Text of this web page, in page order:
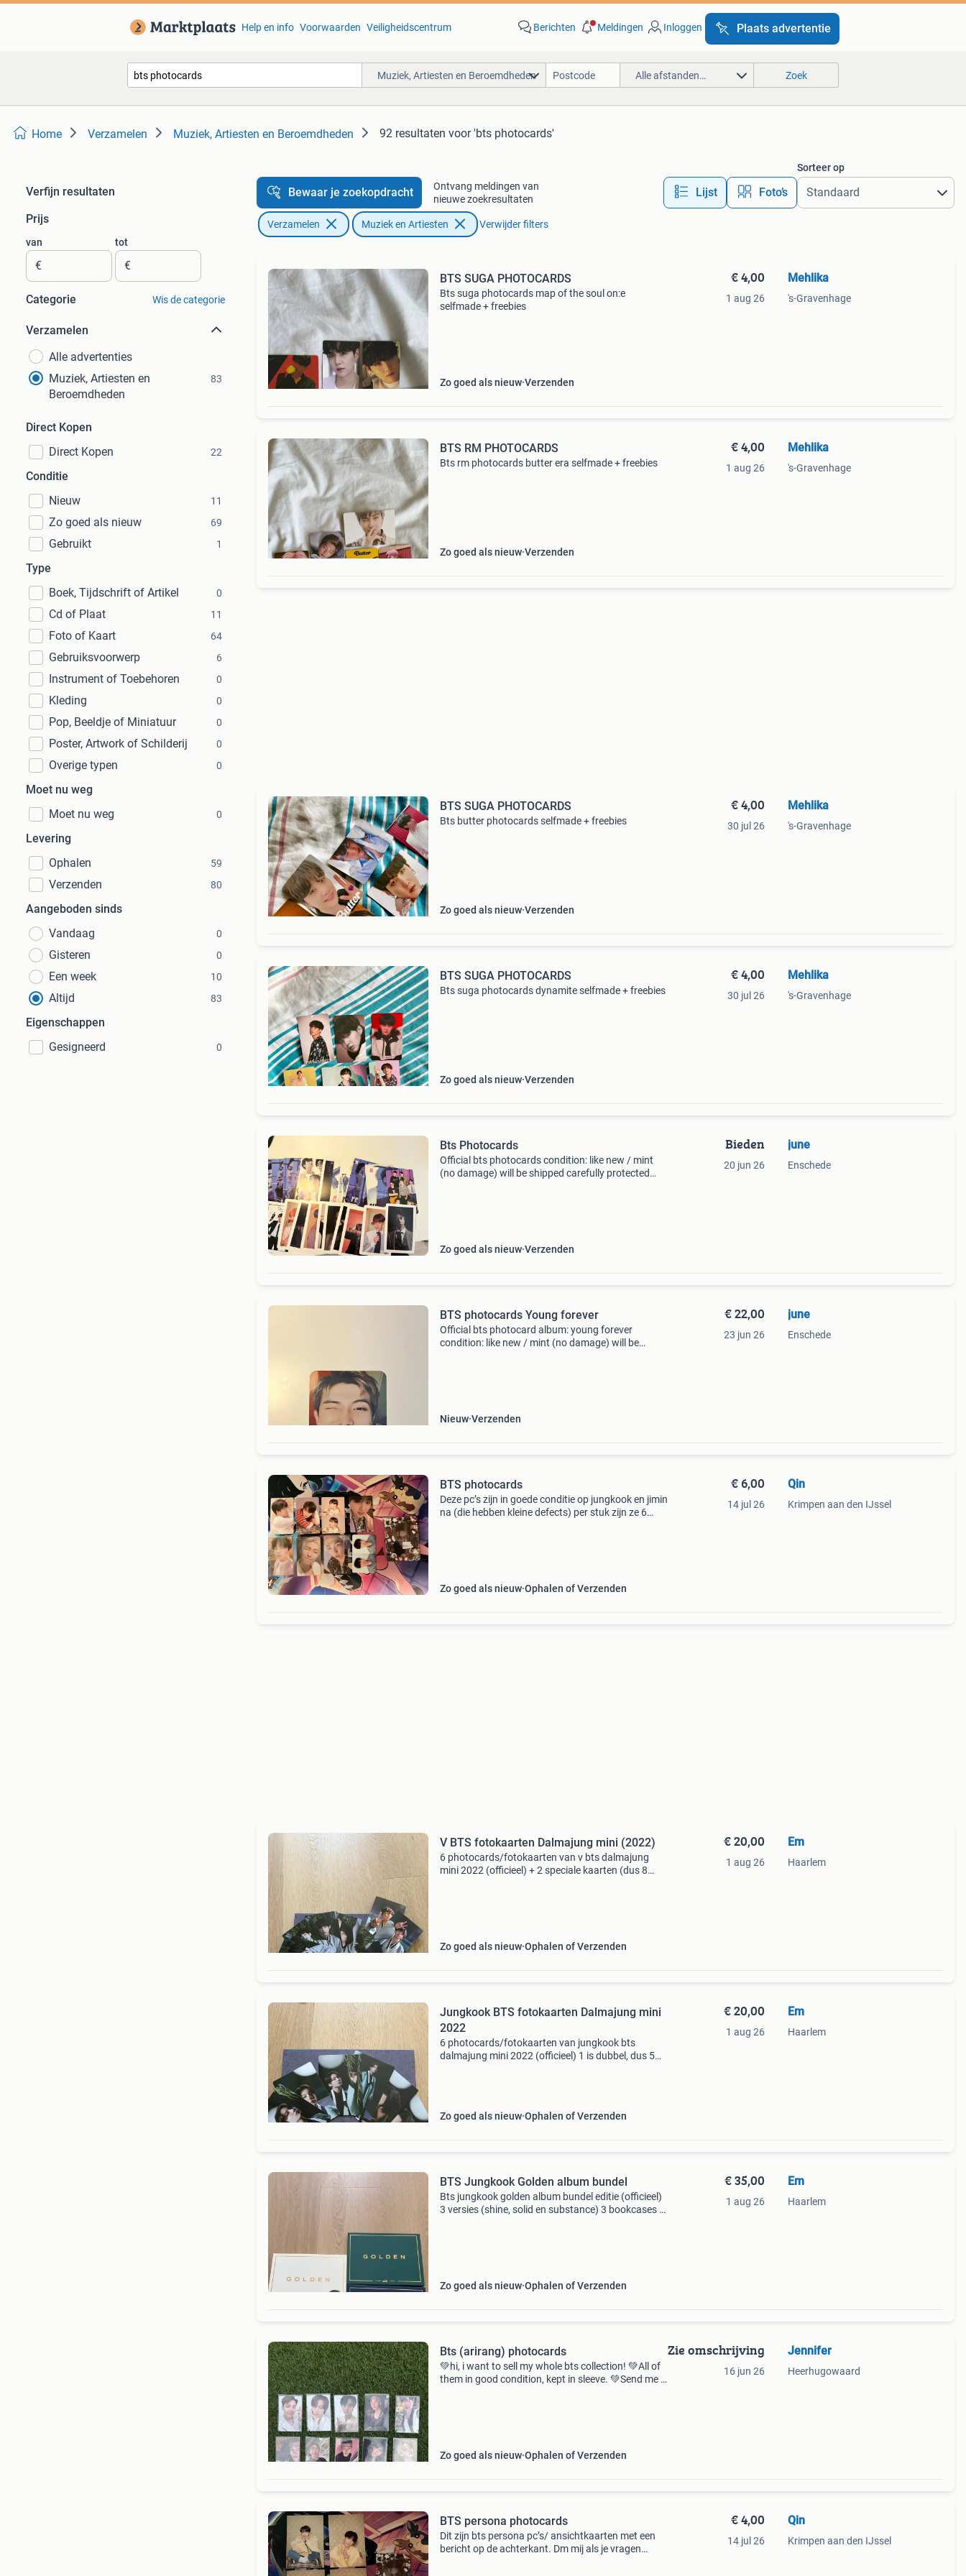
Help en info Voorwaarden Veiligheidscentrum Berichten Meldingen Inloggen Plaats advertentie
Muziek, Artiesten en Beroemdheden Alle afstanden… Zoek
Home Verzamelen Muziek, Artiesten en Beroemdheden 92 resultaten voor 'bts photocards'
Verfijn resultaten
Prijs
van
€
tot
€
Categorie Wis de categorie
Verzamelen
Alle advertenties
Muziek, Artiesten en
Beroemdheden
83
Direct Kopen
Direct Kopen
22
Conditie
Nieuw
11
Zo goed als nieuw 69
Gebruikt 1
Type
Boek, Tijdschrift of Artikel
0
Cd of Plaat 11
Foto of Kaart 64
Gebruiksvoorwerp 6
Instrument of Toebehoren 0
Kleding 0
Pop, Beeldje of Miniatuur 0
Poster, Artwork of Schilderij 0
Overige typen 0
Moet nu weg
Moet nu weg
0
Levering
Ophalen
59
Verzenden 80
Aangeboden sinds
Vandaag
0
Gisteren 0
Een week 10
Altijd 83
Eigenschappen
Gesigneerd
0
Bewaar je zoekopdracht
Ontvang meldingen van
nieuwe zoekresultaten
Lijst Foto’s
Sorteer op
Verzamelen Muziek en Artiesten Verwijder filters
BTS SUGA PHOTOCARDS
Bts suga photocards map of the soul on:e
selfmade + freebies
Zo goed als nieuw Verzenden
€ 4,00
1 aug 26
Mehlika
's-Gravenhage
BTS RM PHOTOCARDS
Bts rm photocards butter era selfmade + freebies
Zo goed als nieuw Verzenden
€ 4,00
1 aug 26
Mehlika
's-Gravenhage
BTS SUGA PHOTOCARDS
Bts butter photocards selfmade + freebies
Zo goed als nieuw Verzenden
€ 4,00
30 jul 26
Mehlika
's-Gravenhage
BTS SUGA PHOTOCARDS
Bts suga photocards dynamite selfmade + freebies
Zo goed als nieuw Verzenden
€ 4,00
30 jul 26
Mehlika
's-Gravenhage
Bts Photocards
Official bts photocards condition: like new / mint
(no damage) will be shipped carefully protected
Zo goed als nieuw Verzenden
Bieden
20 jun 26
june
Enschede
BTS photocards Young forever
Official bts photocard album: young forever
condition: like new / mint (no damage) will be
Nieuw Verzenden
€ 22,00
23 jun 26
june
Enschede
BTS photocards
Deze pc’s zijn in goede conditie op jungkook en jimin
na (die hebben kleine defects) per stuk zijn ze 6
Zo goed als nieuw Ophalen of Verzenden
€ 6,00
14 jul 26
Qin
Krimpen aan den IJssel
V BTS fotokaarten Dalmajung mini (2022)
6 photocards/fotokaarten van v bts dalmajung
mini 2022 (officieel) + 2 speciale kaarten (dus 8
Zo goed als nieuw Ophalen of Verzenden
€ 20,00
1 aug 26
Em
Haarlem
Jungkook BTS fotokaarten Dalmajung mini
2022
6 photocards/fotokaarten van jungkook bts
dalmajung mini 2022 (officieel) 1 is dubbel, dus 5
Zo goed als nieuw Ophalen of Verzenden
€ 20,00
1 aug 26
Em
Haarlem
BTS Jungkook Golden album bundel
Bts jungkook golden album bundel editie (officieel)
3 versies (shine, solid en substance) 3 bookcases 3
Zo goed als nieuw Ophalen of Verzenden
€ 35,00
1 aug 26
Em
Haarlem
Bts (arirang) photocards
💚hi, i want to sell my whole bts collection! 💚All of
them in good condition, kept in sleeve. 💚Send me a
Zo goed als nieuw Ophalen of Verzenden
Zie omschrijving
16 jun 26
Jennifer
Heerhugowaard
BTS persona photocards
Dit zijn bts persona pc’s/ ansichtkaarten met een
bericht op de achterkant. Dm mij als je vragen
€ 4,00
14 jul 26
Qin
Krimpen aan den IJssel